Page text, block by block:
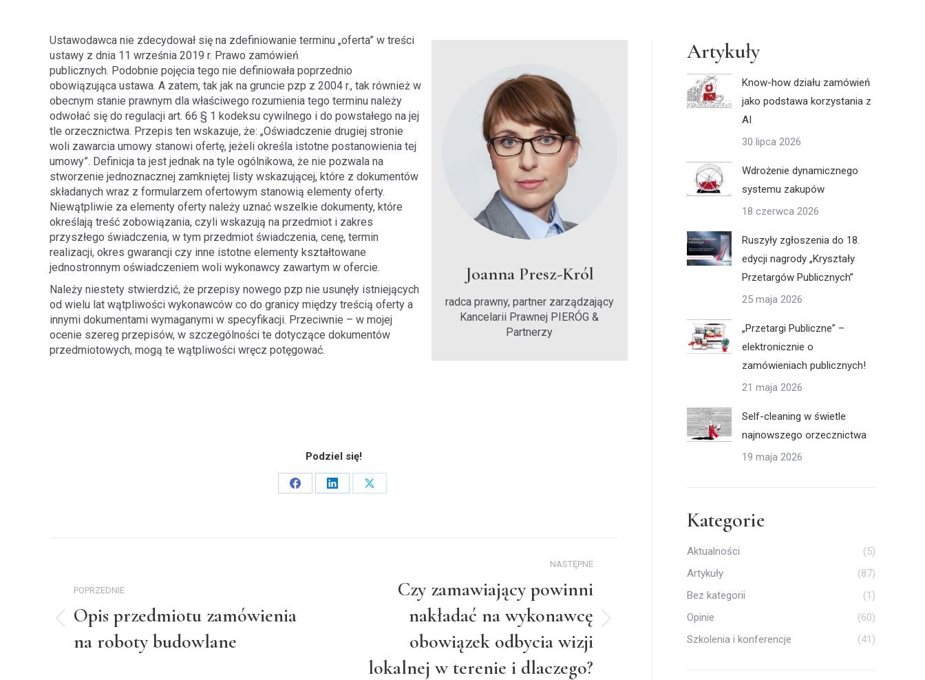
Ustawodawca nie zdecydował się na zdefiniowanie terminu „oferta” w treści
ustawy z dnia 11 września 2019 r. Prawo zamówień
publicznych. Podobnie pojęcia tego nie definiowała poprzednio
obowiązująca ustawa. A zatem, tak jak na gruncie pzp z 2004 r., tak również w
obecnym stanie prawnym dla właściwego rozumienia tego terminu należy
odwołać się do regulacji art. 66 § 1 kodeksu cywilnego i do powstałego na jej
tle orzecznictwa. Przepis ten wskazuje, że: „Oświadczenie drugiej stronie
woli zawarcia umowy stanowi ofertę, jeżeli określa istotne postanowienia tej
umowy”. Definicja ta jest jednak na tyle ogólnikowa, że nie pozwala na
stworzenie jednoznacznej zamkniętej listy wskazującej, które z dokumentów
składanych wraz z formularzem ofertowym stanowią elementy oferty.
Niewątpliwie za elementy oferty należy uznać wszelkie dokumenty, które
określają treść zobowiązania, czyli wskazują na przedmiot i zakres
przyszłego świadczenia, w tym przedmiot świadczenia, cenę, termin
realizacji, okres gwarancji czy inne istotne elementy kształtowane
jednostronnym oświadczeniem woli wykonawcy zawartym w ofercie.
Należy niestety stwierdzić, że przepisy nowego pzp nie usunęły istniejących
od wielu lat wątpliwości wykonawców co do granicy między treścią oferty a
innymi dokumentami wymaganymi w specyfikacji. Przeciwnie – w mojej
ocenie szereg przepisów, w szczególności te dotyczące dokumentów
przedmiotowych, mogą te wątpliwości wręcz potęgować.
Joanna Presz-Król
radca prawny, partner zarządzający
Kancelarii Prawnej PIERÓG &
Partnerzy
Podziel się!
Share
Share
Share
wpisów
POPRZEDNIE
Poprzedni
wpis:
Opis przedmiotu zamówienia
na roboty budowlane
NASTĘPNE
Czy zamawiający powinni
nakładać na wykonawcę
obowiązek odbycia wizji
lokalnej w terenie i dlaczego?
Artykuły
Know-how działu zamówień
jako podstawa korzystania z
AI
30 lipca 2026
Wdrożenie dynamicznego
systemu zakupów
18 czerwca 2026
Ruszyły zgłoszenia do 18.
edycji nagrody „Kryształy
Przetargów Publicznych”
25 maja 2026
„Przetargi Publiczne” –
elektronicznie o
zamówieniach publicznych!
21 maja 2026
Self-cleaning w świetle
najnowszego orzecznictwa
19 maja 2026
Kategorie
Aktualności
(5)
Artykuły
(87)
Bez kategorii
(1)
Opinie
(60)
Szkolenia i konferencje
(41)